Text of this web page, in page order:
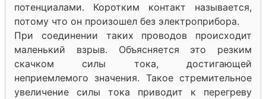
потенциалами. Коротким контакт называется,
потому что он произошел без электроприбора.
При соединении таких проводов происходит
маленький взрыв. Объясняется это резким
скачком силы тока, достигающей
неприемлемого значения. Такое стремительное
увеличение силы тока приводит к перегреву